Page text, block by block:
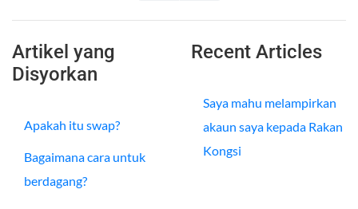
Artikel yang
Disyorkan
Apakah itu swap?
Bagaimana cara untuk
berdagang?
Recent Articles
Saya mahu melampirkan
akaun saya kepada Rakan
Kongsi